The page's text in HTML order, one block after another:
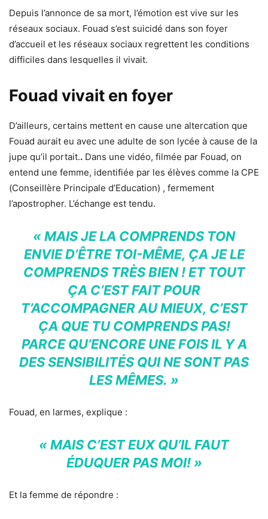
Depuis l’annonce de sa mort, l’émotion est vive sur les
réseaux sociaux. Fouad s’est suicidé dans son foyer
d’accueil et les réseaux sociaux regrettent les conditions
difficiles dans lesquelles il vivait.
Fouad vivait en foyer
D’ailleurs, certains mettent en cause une altercation que
Fouad aurait eu avec une adulte de son lycée à cause de la
jupe qu’il portait.. Dans une vidéo, filmée par Fouad, on
entend une femme, identifiée par les élèves comme la CPE
(Conseillère Principale d’Education) , fermement
l’apostropher. L’échange est tendu.
« MAIS JE LA COMPRENDS TON
ENVIE D’ÊTRE TOI-MÊME, ÇA JE LE
COMPRENDS TRÈS BIEN ! ET TOUT
ÇA C’EST FAIT POUR
T’ACCOMPAGNER AU MIEUX, C’EST
ÇA QUE TU COMPRENDS PAS!
PARCE QU’ENCORE UNE FOIS IL Y A
DES SENSIBILITÉS QUI NE SONT PAS
LES MÊMES. »
Fouad, en larmes, explique :
« MAIS C’EST EUX QU’IL FAUT
ÉDUQUER PAS MOI! »
Et la femme de répondre :